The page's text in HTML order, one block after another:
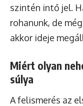
szintén intő jel.
rohanunk, de
akkor ideje
Miért olyan
súlya
A felismerés az